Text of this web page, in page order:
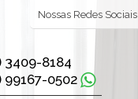
3409-8184
99167-0502
Nossas Redes Sociais